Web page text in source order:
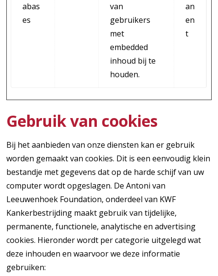
abas
es
van
gebruikers
met
embedded
inhoud bij te
houden.
an
en
t
Gebruik van cookies
Bij het aanbieden van onze diensten kan er gebruik
worden gemaakt van cookies. Dit is een eenvoudig klein
bestandje met gegevens dat op de harde schijf van uw
computer wordt opgeslagen. De Antoni van
Leeuwenhoek Foundation, onderdeel van KWF
Kankerbestrijding maakt gebruik van tijdelijke,
permanente, functionele, analytische en advertising
cookies. Hieronder wordt per categorie uitgelegd wat
deze inhouden en waarvoor we deze informatie
gebruiken: